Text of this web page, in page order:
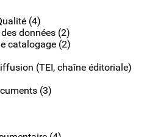
(4)
données (2)
catalogage (2)
(TEI, chaîne éditoriale)
(3)